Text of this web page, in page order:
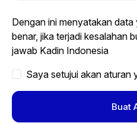
Dengan ini menyatakan
benar, jika terjadi kesalahan
jawab Kadin Indonesia
Saya setujui akan aturan
Buat